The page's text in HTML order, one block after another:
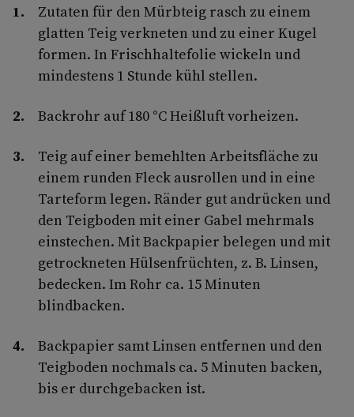
Zutaten für den Mürbteig rasch zu einem
glatten Teig verkneten und zu einer Kugel
formen. In Frischhaltefolie wickeln und
mindestens 1 Stunde kühl stellen.
Backrohr auf 180 °C Heißluft vorheizen.
Teig auf einer bemehlten Arbeitsfläche zu
einem runden Fleck ausrollen und in eine
Tarteform legen. Ränder gut andrücken und
den Teigboden mit einer Gabel mehrmals
einstechen. Mit Backpapier belegen und mit
getrockneten Hülsenfrüchten, z. B. Linsen,
bedecken. Im Rohr ca. 15 Minuten
blindbacken.
Backpapier samt Linsen entfernen und den
Teigboden nochmals ca. 5 Minuten backen,
bis er durchgebacken ist.